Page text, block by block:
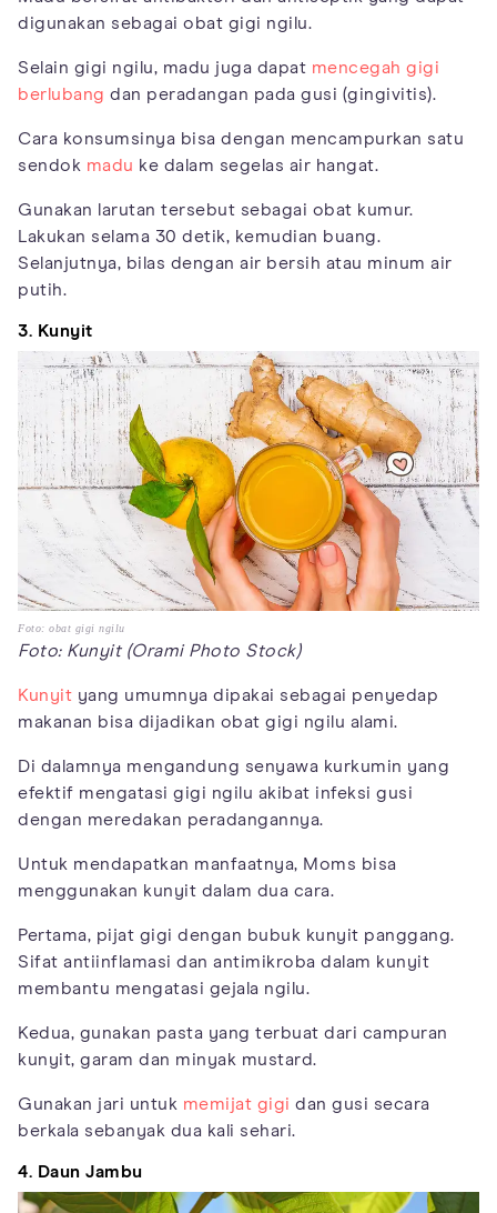
digunakan sebagai obat gigi ngilu.
Selain gigi ngilu, madu juga dapat mencegah gigi
berlubang dan peradangan pada gusi (gingivitis).
Cara konsumsinya bisa dengan mencampurkan satu
sendok madu ke dalam segelas air hangat.
Gunakan larutan tersebut sebagai obat kumur.
Lakukan selama 30 detik, kemudian buang.
Selanjutnya, bilas dengan air bersih atau minum air
putih.
3. Kunyit
Foto: obat gigi ngilu
Foto: Kunyit (Orami Photo Stock)
Kunyit yang umumnya dipakai sebagai penyedap
makanan bisa dijadikan obat gigi ngilu alami.
Di dalamnya mengandung senyawa kurkumin yang
efektif mengatasi gigi ngilu akibat infeksi gusi
dengan meredakan peradangannya.
Untuk mendapatkan manfaatnya, Moms bisa
menggunakan kunyit dalam dua cara.
Pertama, pijat gigi dengan bubuk kunyit panggang.
Sifat antiinflamasi dan antimikroba dalam kunyit
membantu mengatasi gejala ngilu.
Kedua, gunakan pasta yang terbuat dari campuran
kunyit, garam dan minyak mustard.
Gunakan jari untuk memijat gigi dan gusi secara
berkala sebanyak dua kali sehari.
4. Daun Jambu